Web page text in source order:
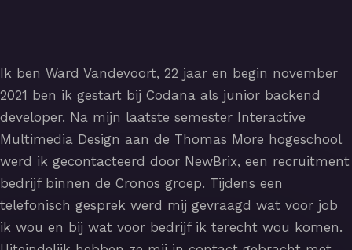
Ik ben Ward Vandevoort, 22 jaar en begin november
2021 ben ik gestart bij Codana als junior backend
developer. Na mijn laatste semester Interactive
Multimedia Design aan de Thomas More hogeschool
werd ik gecontacteerd door NewBrix, een recruitment
bedrijf binnen de Cronos groep. Tijdens een
telefonisch gesprek werd mij gevraagd wat voor job
ik wou en bij wat voor bedrijf ik terecht wou komen.